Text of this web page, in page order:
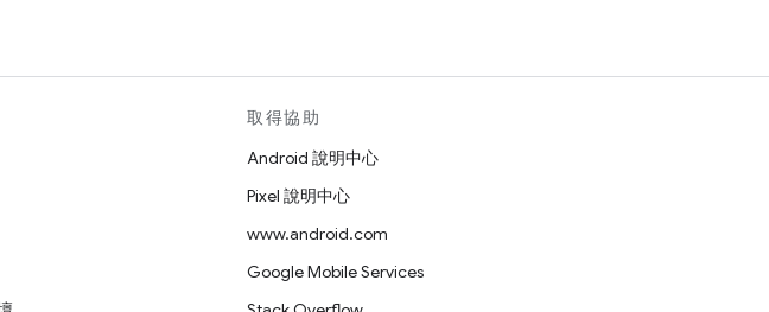
取得協助
Android 說明中心
Pixel 說明中心
www.android.com
Google Mobile Services